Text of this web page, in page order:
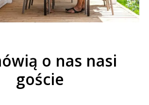
o nas nasi
goście